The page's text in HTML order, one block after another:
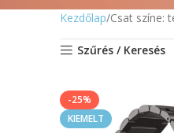
Kezdőlap Csat színe:
Szűrés / Keresés
-25%
KIEMELT